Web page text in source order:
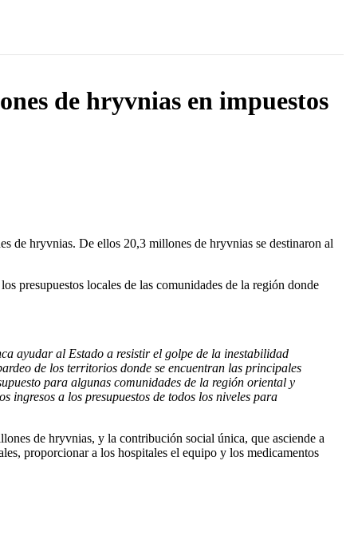
de hryvnias en impuestos
de hryvnias. De ellos 20,3 millones de hryvnias se destinaron al
presupuestos locales de las comunidades de la región donde
ayudar al Estado a resistir el golpe de la inestabilidad
de los territorios donde se encuentran las principales
para algunas comunidades de la región oriental y
a los presupuestos de todos los niveles para
de hryvnias, y la contribución social única, que asciende a
proporcionar a los hospitales el equipo y los medicamentos